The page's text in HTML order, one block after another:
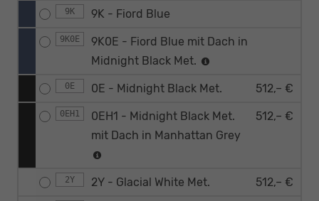
9K 9K - Fiord Blue
9K0E
9K0E - Fiord Blue mit Dach in
Midnight Black Met.
0E 0E - Midnight Black Met. 512,– €
0EH1
0EH1 - Midnight Black Met.
mit Dach in Manhattan Grey
512,– €
2Y 2Y - Glacial White Met. 512,– €